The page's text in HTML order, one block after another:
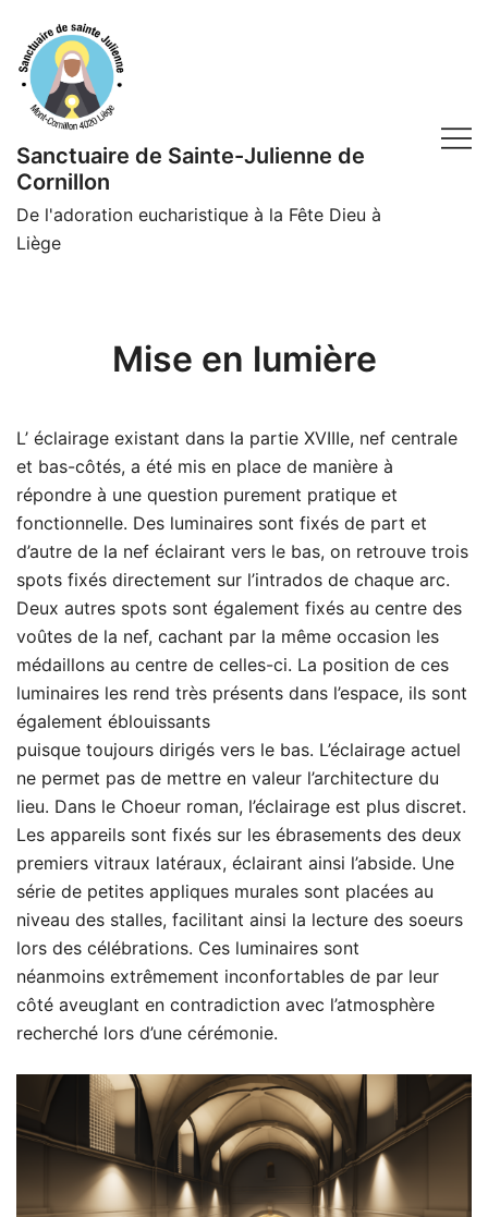
content
Sanctuaire de Sainte-Julienne de
Cornillon
De l'adoration eucharistique à la Fête Dieu à
Liège
Mise en lumière
L’ éclairage existant dans la partie XVIIIe, nef centrale
et bas-côtés, a été mis en place de manière à
répondre à une question purement pratique et
fonctionnelle. Des luminaires sont fixés de part et
d’autre de la nef éclairant vers le bas, on retrouve trois
spots fixés directement sur l’intrados de chaque arc.
Deux autres spots sont également fixés au centre des
voûtes de la nef, cachant par la même occasion les
médaillons au centre de celles-ci. La position de ces
luminaires les rend très présents dans l’espace, ils sont
également éblouissants
puisque toujours dirigés vers le bas. L’éclairage actuel
ne permet pas de mettre en valeur l’architecture du
lieu. Dans le Choeur roman, l’éclairage est plus discret.
Les appareils sont fixés sur les ébrasements des deux
premiers vitraux latéraux, éclairant ainsi l’abside. Une
série de petites appliques murales sont placées au
niveau des stalles, facilitant ainsi la lecture des soeurs
lors des célébrations. Ces luminaires sont
néanmoins extrêmement inconfortables de par leur
côté aveuglant en contradiction avec l’atmosphère
recherché lors d’une cérémonie.